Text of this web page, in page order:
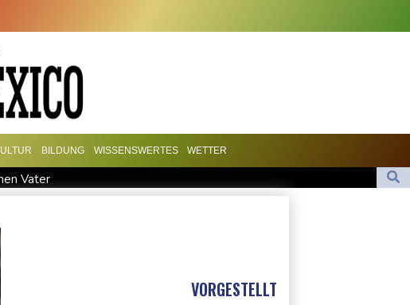
BILDUNG WISSENSWERTES WETTER
Vater
Baka als Staatschef
mehr
VORGESTELLT